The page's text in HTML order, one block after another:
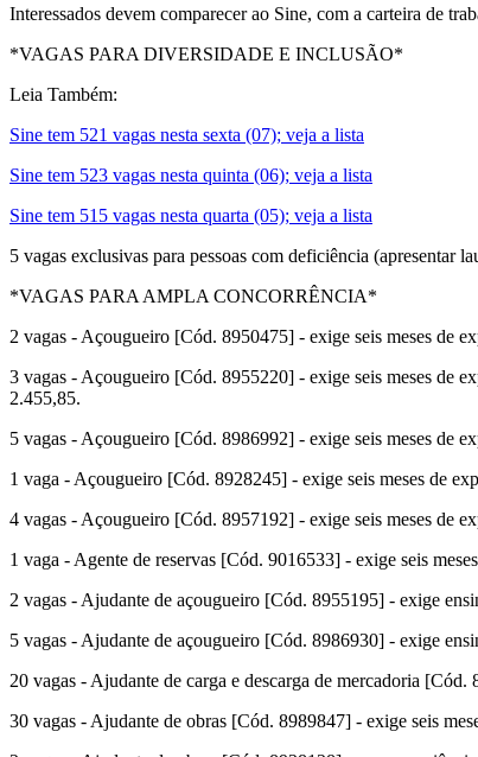
Interessados devem comparecer ao Sine, com a carteira de
*VAGAS PARA DIVERSIDADE E INCLUSÃO*
Leia Também:
Sine tem 521 vagas nesta sexta (07); veja a lista
Sine tem 523 vagas nesta quinta (06); veja a lista
Sine tem 515 vagas nesta quarta (05); veja a lista
5 vagas exclusivas para pessoas com deficiência
*VAGAS PARA AMPLA CONCORRÊNCIA*
2 vagas - Açougueiro [Cód. 8950475] - exige seis meses de
3 vagas - Açougueiro [Cód. 8955220] - exige seis meses de
2.455,85.
5 vagas - Açougueiro [Cód. 8986992] - exige seis meses de
1 vaga - Açougueiro [Cód. 8928245] - exige seis meses de
4 vagas - Açougueiro [Cód. 8957192] - exige seis meses de
1 vaga - Agente de reservas [Cód. 9016533] - exige seis
2 vagas - Ajudante de açougueiro [Cód. 8955195] - exige
5 vagas - Ajudante de açougueiro [Cód. 8986930] - exige
20 vagas - Ajudante de carga e descarga de mercadoria
30 vagas - Ajudante de obras [Cód. 8989847] - exige seis